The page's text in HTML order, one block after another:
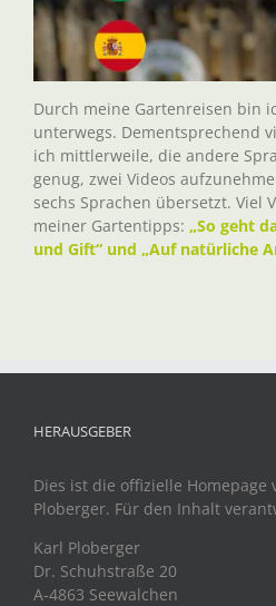
Durch meine Gartenreisen bin
unterwegs. Dementsprechend
ich mittlerweile, die andere
genug, zwei Videos
sechs Sprachen übersetzt. Viel
meiner Gartentipps: „So geht
und Gift“ und „Auf natürliche
HERAUSGEBER
Dies ist die offizielle Homepage
Ploberger. Für den Inhalt
Karl Ploberger
Dr. Schuhstraße 20
A-4863 Seewalchen